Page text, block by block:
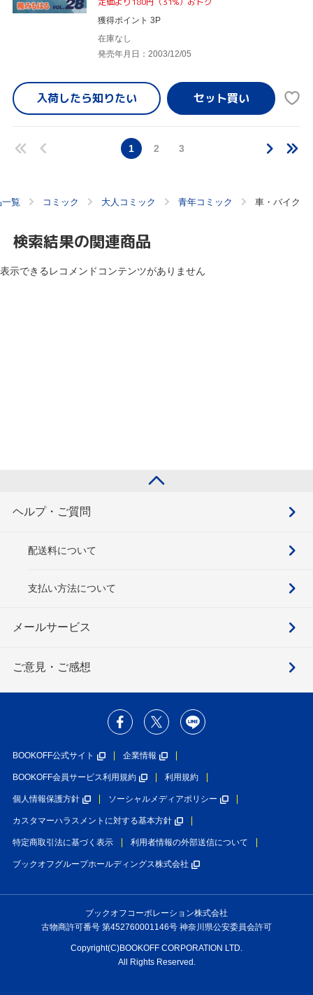
獲得ポイント 3P
在庫なし
発売年月日：2003/12/05
入荷したら知りたい
1 2 3
覧 コミック 大人コミック 青年コミック 車・バイク
検索結果の関連商品
表示できるレコメンドコンテンツがありません
ヘルプ・ご質問
配送料について
支払い方法について
メールサービス
ご意見・ご感想
BOOKOFF公式サイト 企業情報
BOOKOFF会員サービス利用規約 利用規約
個人情報保護方針 ソーシャルメディアポリシー
カスタマーハラスメントに対する基本方針
特定商取引法に基づく表示 利用者情報の外部送信について
ブックオフグループホールディングス株式会社
ブックオフコーポレーション株式会社
古物商許可番号 第452760001146号 神奈川県公安委員会許可
Copyright(C)BOOKOFF CORPORATION LTD.
All Rights Reserved.